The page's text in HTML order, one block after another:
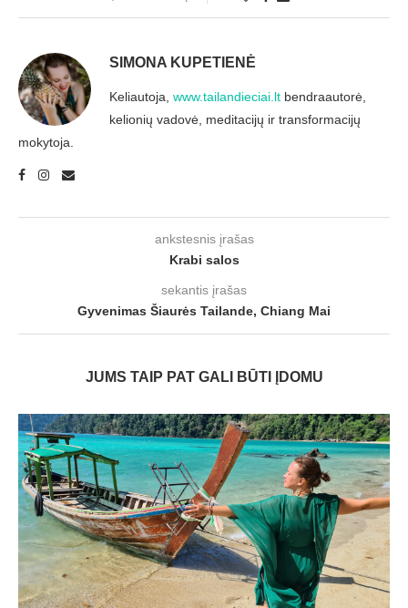
SIMONA KUPETIENĖ
Keliautoja, www.tailandieciai.lt bendraautorė,
kelionių vadovė, meditacijų ir transformacijų
mokytoja.
ankstesnis įrašas
Krabi salos
sekantis įrašas
Gyvenimas Šiaurės Tailande, Chiang Mai
JUMS TAIP PAT GALI BŪTI ĮDOMU